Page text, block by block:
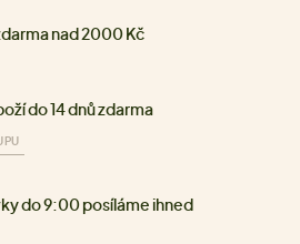
nad 2000 Kč
do 14 dnů zdarma
do 9:00 posíláme ihned